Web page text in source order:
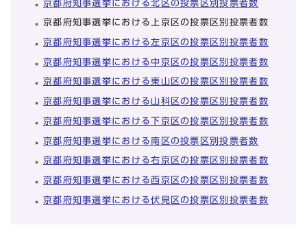
京都府知事選挙における北区の投票区別投票者数
京都府知事選挙における上京区の投票区別投票者数
京都府知事選挙における左京区の投票区別投票者数
京都府知事選挙における中京区の投票区別投票者数
京都府知事選挙における東山区の投票区別投票者数
京都府知事選挙における山科区の投票区別投票者数
京都府知事選挙における下京区の投票区別投票者数
京都府知事選挙における南区の投票区別投票者数
京都府知事選挙における右京区の投票区別投票者数
京都府知事選挙における西京区の投票区別投票者数
京都府知事選挙における伏見区の投票区別投票者数